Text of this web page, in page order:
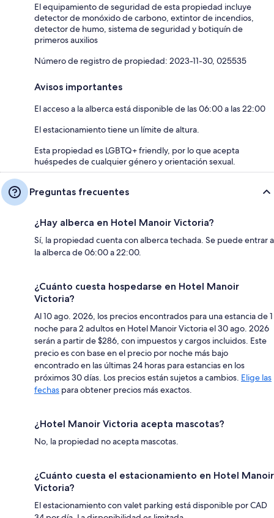
El equipamiento de seguridad de esta propiedad incluye
detector de monóxido de carbono, extintor de incendios,
detector de humo, sistema de seguridad y botiquín de
primeros auxilios
Número de registro de propiedad: 2023-11-30, 025535
Avisos importantes
El acceso a la alberca está disponible de las 06:00 a las 22:00
El estacionamiento tiene un límite de altura.
Esta propiedad es LGBTQ+ friendly, por lo que acepta
huéspedes de cualquier género y orientación sexual.
Preguntas frecuentes
¿Hay alberca en Hotel Manoir Victoria?
Sí, la propiedad cuenta con alberca techada. Se puede entrar a
la alberca de 06:00 a 22:00.
¿Cuánto cuesta hospedarse en Hotel Manoir
Victoria?
Al 10 ago. 2026, los precios encontrados para una estancia de 1
noche para 2 adultos en Hotel Manoir Victoria el 30 ago. 2026
serán a partir de $286, con impuestos y cargos incluidos. Este
precio es con base en el precio por noche más bajo
encontrado en las últimas 24 horas para estancias en los
próximos 30 días. Los precios están sujetos a cambios. Elige las
fechas para obtener precios más exactos.
¿Hotel Manoir Victoria acepta mascotas?
No, la propiedad no acepta mascotas.
¿Cuánto cuesta el estacionamiento en Hotel Manoir
Victoria?
El estacionamiento con valet parking está disponible por CAD